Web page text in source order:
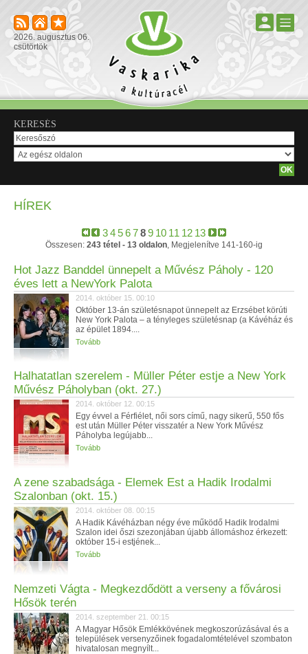
2026. augusztus 06.
csütörtök
KERESÉS
HÍREK
3456789 10 11 12 13
Összesen: 243 tétel - 13 oldalon, Megjelenítve 141-160-ig
Hot Jazz Banddel ünnepelt a Művész Páholy - 120
éves lett a NewYork Palota
2014. október 15. 00:10
Október 13-án születésnapot ünnepelt az Erzsébet körúti
New York Palota – a tényleges születésnap (a Kávéház és
az épület 1894....
Tovább
Halhatatlan szerelem - Müller Péter estje a New York
Művész Páholyban (okt. 27.)
2014. október 12. 00:15
Egy évvel a Férfiélet, női sors című, nagy sikerű, 550 fős
est után Müller Péter visszatér a New York Művész
Páholyba legújabb...
Tovább
A zene szabadsága - Elemek Est a Hadik Irodalmi
Szalonban (okt. 15.)
2014. október 08. 00:15
A Hadik Kávéházban négy éve működő Hadik Irodalmi
Szalon idei őszi szezonjában újabb állomáshoz érkezett:
október 15-i estjének...
Tovább
Nemzeti Vágta - Megkezdődött a verseny a fővárosi
Hősök terén
2014. szeptember 21. 00:15
A Magyar Hősök Emlékkövének megkoszorúzásával és a
települések versenyzőinek fogadalomtételével szombaton
hivatalosan megnyílt...